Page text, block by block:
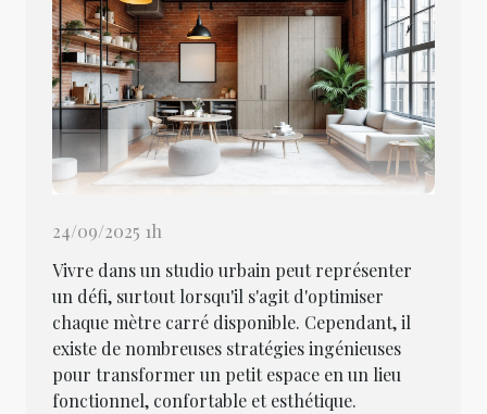
24/09/2025 1h
Vivre dans un studio urbain peut représenter
un défi, surtout lorsqu'il s'agit d'optimiser
chaque mètre carré disponible. Cependant, il
existe de nombreuses stratégies ingénieuses
pour transformer un petit espace en un lieu
fonctionnel, confortable et esthétique.